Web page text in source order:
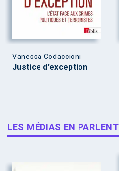
Vanessa Codaccioni
Justice d’exception
LES MÉDIAS EN PARLENT